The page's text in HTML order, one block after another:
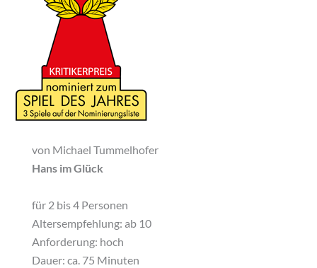
von Michael Tummelhofer
Hans im Glück
für 2 bis 4 Personen
Altersempfehlung: ab 10
Anforderung: hoch
Dauer: ca. 75 Minuten